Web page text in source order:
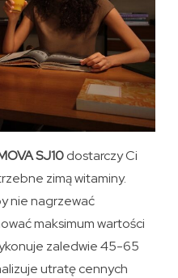
SJ10dostarczy Ci
zimą witaminy.
nie nagrzewać
maksimum wartości
zaledwie 45-65
utratę cennych